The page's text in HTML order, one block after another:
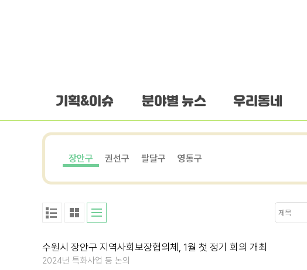
기획&이슈 분야별 뉴스 우리동네
장안구 권선구 팔달구 영통구
수원시 장안구 지역사회보장협의체, 1월 첫 정기 회의 개최
2024년 특화사업 등 논의